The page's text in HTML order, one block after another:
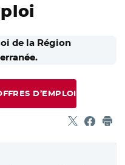
de la Région
D’EMPLOI
Partager
- Nouvelle
-